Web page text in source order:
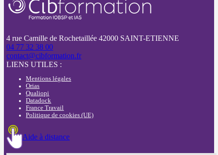
4 rue Camille de Rochetaillée 42000 SAINT-ETIENNE
04 77 32 38 00
contact@cibformation.fr
LIENS UTILES :
Mentions légales
Orias
Qualiopi
Datadock
France Travail
Politique de cookies (UE)
Aide à distance